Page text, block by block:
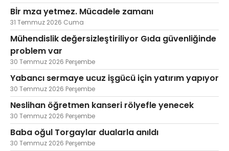
Bİr mza yetmez. Mücadele zamanı
31 Temmuz 2026 Cuma
Mühendislik değersizleştiriliyor Gıda güvenliğinde
problem var
30 Temmuz 2026 Perşembe
Yabancı sermaye ucuz işgücü için yatırım yapıyor
30 Temmuz 2026 Perşembe
Neslihan öğretmen kanseri rölyefle yenecek
30 Temmuz 2026 Perşembe
Baba oğul Torgaylar dualarla anıldı
30 Temmuz 2026 Perşembe